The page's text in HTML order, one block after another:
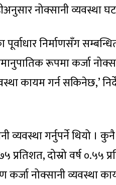
नोक्सानी व्यवस्था
निर्माणसँग
रूपमा कर्जा
कायम गर्न सकिनेछ,’
व्यवस्था गर्नुपर्ने थियो ।
दोस्रो वर्ष ०.५५
कर्जा नोक्सानी व्यवस्था